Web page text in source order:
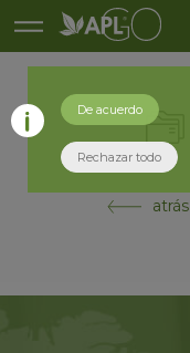
atrás
De acuerdo
Rechazar todo